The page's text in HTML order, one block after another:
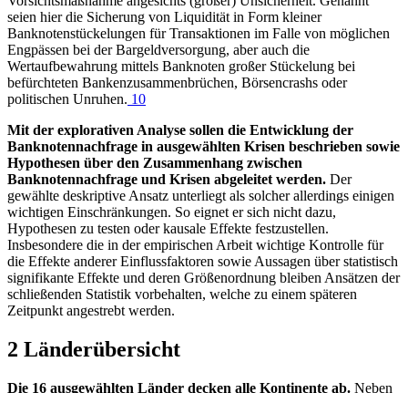
seien hier die Sicherung von Liquidität in Form kleiner
Banknotenstückelungen für Transaktionen im Falle von möglichen
Engpässen bei der Bargeldversorgung, aber auch die
Wertaufbewahrung mittels Banknoten großer Stückelung bei
befürchteten Bankenzusammenbrüchen, Börsencrashs oder
politischen Unruhen. 10
Mit der explorativen Analyse sollen die Entwicklung der
Banknotennachfrage in ausgewählten Krisen beschrieben sowie
Hypothesen über den Zusammenhang zwischen
Banknotennachfrage und Krisen abgeleitet werden. Der
gewählte deskriptive Ansatz unterliegt als solcher allerdings einigen
wichtigen Einschränkungen. So eignet er sich nicht dazu,
Hypothesen zu testen oder kausale Effekte festzustellen.
Insbesondere die in der empirischen Arbeit wichtige Kontrolle für
die Effekte anderer Einflussfaktoren sowie Aussagen über statistisch
signifikante Effekte und deren Größenordnung bleiben Ansätzen der
schließenden Statistik vorbehalten, welche zu einem späteren
Zeitpunkt angestrebt werden.
2 Länderübersicht
Die 16 ausgewählten Länder decken alle Kontinente ab. Neben